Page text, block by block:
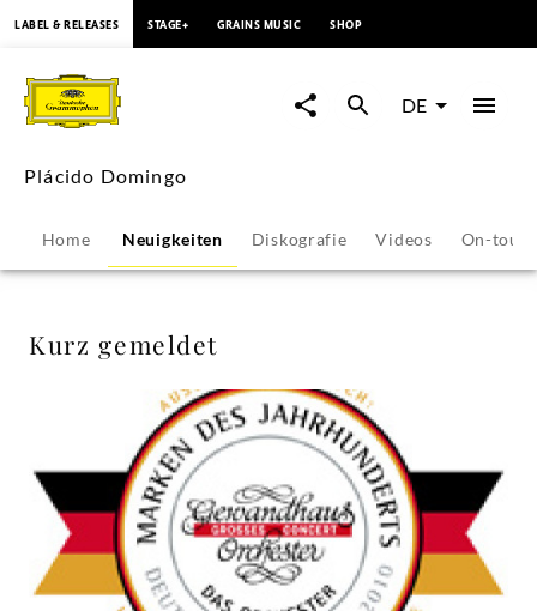
gemeldet
Plácido
Domingo
Deutsche
Grammophon
LABEL & RELEASES STAGE+ GRAINS MUSIC SHOP
DE
Plácido Domingo
Home Neuigkeiten Diskografie Videos On-tour
Kurz gemeldet